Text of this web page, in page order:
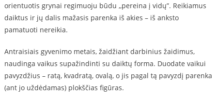
orientuotis grynai regimuoju būdu ,,pereina į vidų”. Reikiamus
daiktus ir jų dalis mažasis parenka iš akies – iš anksto
pamatuoti nereikia.
Antraisiais gyvenimo metais, žaidžiant darbinius žaidimus,
naudinga vaikus supažindinti su daiktų forma. Duodate vaikui
pavyzdžius – ratą, kvadratą, ovalą, o jis pagal tą pavyzdį parenka
(ant jo uždėdamas) plokščias figūras.